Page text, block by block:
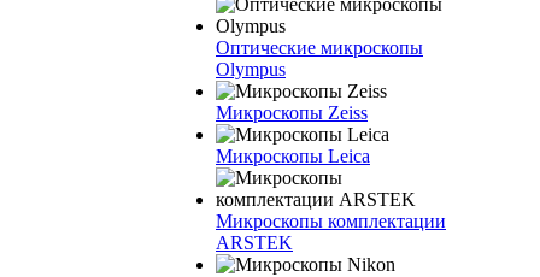
Оптические микроскопы
Olympus
Микроскопы Zeiss
Микроскопы Leica
Микроскопы комплектации
ARSTEK